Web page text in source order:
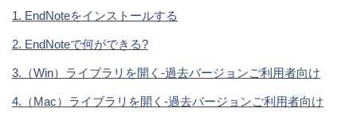
1. EndNoteをインストールする
2. EndNoteで何ができる?
3.（Win）ライブラリを開く-過去バージョンご利用者向け
4.（Mac）ライブラリを開く-過去バージョンご利用者向け